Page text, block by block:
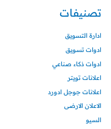
تصنيفات
ادارة التسويق
ادوات تسويق
ادوات ذكاء صناعي
اعلانات تويتر
اعلانات جوجل ادورد
الاعلان الارضى
السيو